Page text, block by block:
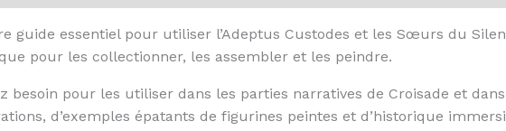
guide essentiel pour utiliser l’Adeptus Custodes et les Sœurs du
pour les collectionner, les assembler et les peindre.
besoin pour les utiliser dans les parties narratives de Croisade et
d’exemples épatants de figurines peintes et d’historique